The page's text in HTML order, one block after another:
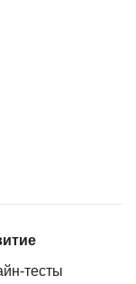
тесты